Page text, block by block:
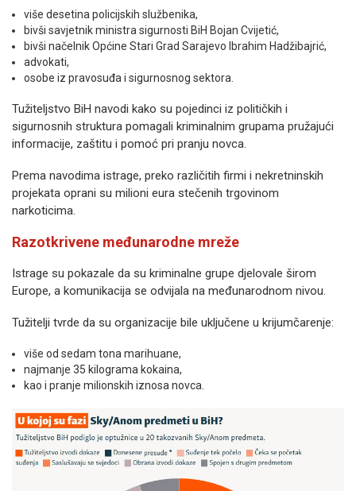
više desetina policijskih službenika,
bivši savjetnik ministra sigurnosti BiH Bojan Cvijetić,
bivši načelnik Općine Stari Grad Sarajevo Ibrahim Hadžibajrić,
advokati,
osobe iz pravosuđa i sigurnosnog sektora.
Tužiteljstvo BiH navodi kako su pojedinci iz političkih i
sigurnosnih struktura pomagali kriminalnim grupama pružajući
informacije, zaštitu i pomoć pri pranju novca.
Prema navodima istrage, preko različitih firmi i nekretninskih
projekata oprani su milioni eura stečenih trgovinom
narkoticima.
Razotkrivene međunarodne mreže
Istrage su pokazale da su kriminalne grupe djelovale širom
Europe, a komunikacija se odvijala na međunarodnom nivou.
Tužitelji tvrde da su organizacije bile uključene u krijumčarenje:
više od sedam tona marihuane,
najmanje 35 kilograma kokaina,
kao i pranje milionskih iznosa novca.